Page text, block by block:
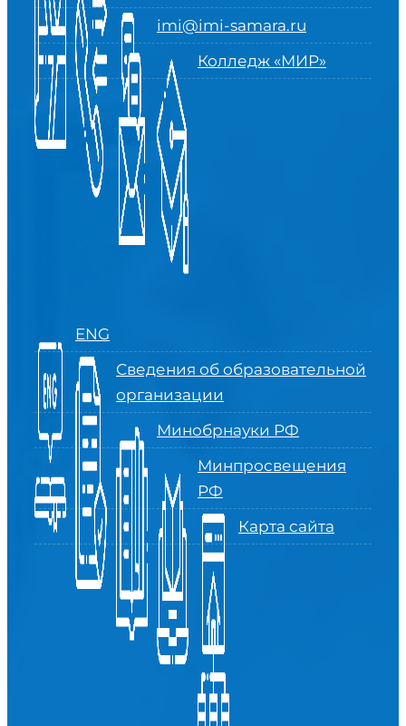
imi@imi-samara.ru
Колледж «МИР»
ENG
Сведения об образовательной
организации
Минобрнауки РФ
Минпросвещения
РФ
Карта сайта